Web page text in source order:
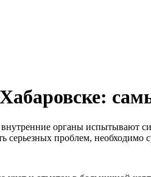
органы испытывают
проблем, необходимо